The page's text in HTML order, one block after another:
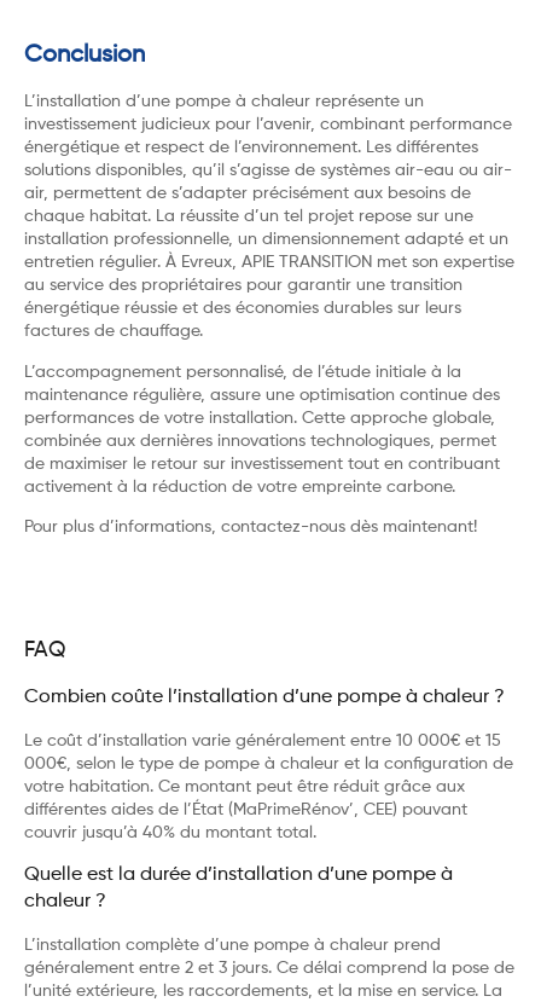
Conclusion
L’installation d’une pompe à chaleur représente un
investissement judicieux pour l’avenir, combinant performance
énergétique et respect de l’environnement. Les différentes
solutions disponibles, qu’il s’agisse de systèmes air-eau ou air-
air, permettent de s’adapter précisément aux besoins de
chaque habitat. La réussite d’un tel projet repose sur une
installation professionnelle, un dimensionnement adapté et un
entretien régulier. À Evreux, APIE TRANSITION met son expertise
au service des propriétaires pour garantir une transition
énergétique réussie et des économies durables sur leurs
factures de chauffage.
L’accompagnement personnalisé, de l’étude initiale à la
maintenance régulière, assure une optimisation continue des
performances de votre installation. Cette approche globale,
combinée aux dernières innovations technologiques, permet
de maximiser le retour sur investissement tout en contribuant
activement à la réduction de votre empreinte carbone.
Pour plus d’informations, contactez-nous dès maintenant!
FAQ
Combien coûte l’installation d’une pompe à chaleur ?
Le coût d’installation varie généralement entre 10 000€ et 15
000€, selon le type de pompe à chaleur et la configuration de
votre habitation. Ce montant peut être réduit grâce aux
différentes aides de l’État (MaPrimeRénov’, CEE) pouvant
couvrir jusqu’à 40% du montant total.
Quelle est la durée d’installation d’une pompe à
chaleur ?
L’installation complète d’une pompe à chaleur prend
généralement entre 2 et 3 jours. Ce délai comprend la pose de
l’unité extérieure, les raccordements, et la mise en service. La